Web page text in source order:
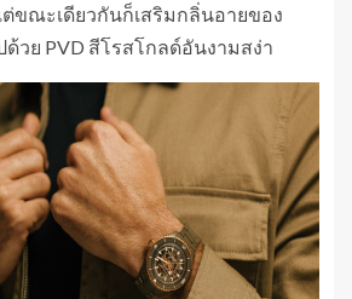
ต่ขณะเดียวกันก็เสริมกลิ่นอายของ
ด้วย PVD สีโรสโกลด์อันงามสง่า